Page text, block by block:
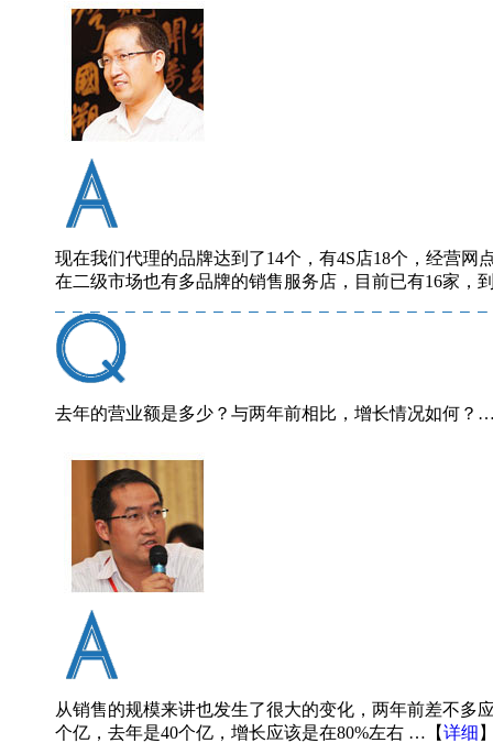
现在我们代理的品牌达到了14个，有4S店18个，经营网
在二级市场也有多品牌的销售服务店，目前已有16家，
去年的营业额是多少？与两年前相比，增长情况如何？
从销售的规模来讲也发生了很大的变化，两年前差不多
个亿，去年是40个亿，增长应该是在80%左右 …【详细